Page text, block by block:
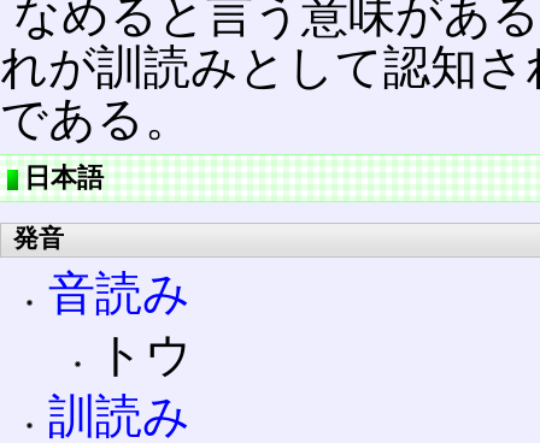
なめると言う意味があ
れが訓読みとして認知
である。
日本語
発音
音読み
トウ
訓読み